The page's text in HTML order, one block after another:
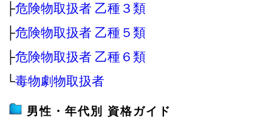
├危険物取扱者 乙種３類
├危険物取扱者 乙種５類
├危険物取扱者 乙種６類
└毒物劇物取扱者
男性・年代別 資格ガイド